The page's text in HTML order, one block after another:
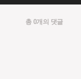
총 0개의 댓글